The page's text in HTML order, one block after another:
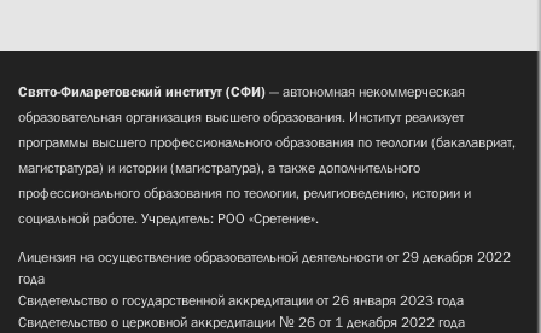
Свято-Филаретовский институт (СФИ) — автономная некоммерческая
образовательная организация высшего образования. Институт реализует
программы высшего профессионального образования по теологии (бакалавриат,
магистратура) и истории (магистратура), а также дополнительного
профессионального образования по теологии, религиоведению, истории и
социальной работе. Учредитель: РОО «Сретение».
Лицензия на осуществление образовательной деятельности от 29 декабря 2022
года
Свидетельство о государственной аккредитации от 26 января 2023 года
Свидетельство о церковной аккредитации № 26 от 1 декабря 2022 года